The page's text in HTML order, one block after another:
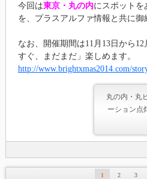
今回は東京・丸の内にスポットを
を、プラスアルファ情報と共に御
なお、開催期間は11月13日から
すぐ、まだまだ」楽しめます。
http://www.brightxmas2014.com/
丸の内・丸
ーション点
1 2 3